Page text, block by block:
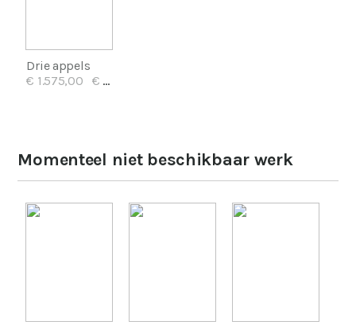
Drie appels
€ 1.575,00
€ 23,50/mnd
Momenteel niet beschikbaar werk